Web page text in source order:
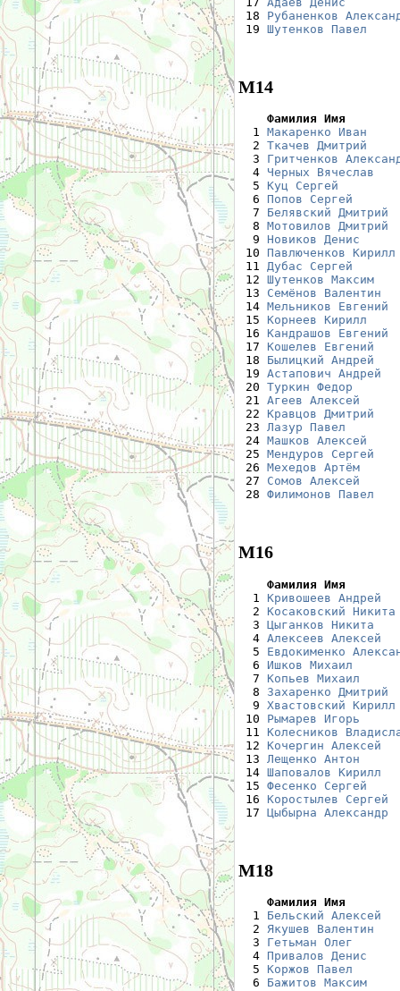
18 Рубаненков
19 Шутенков Павел
М14
Фамилия Имя
1 Макаренко Иван
  2
Ткачев Дмитрий
  3
Гритченков
  4
Черных Вячеслав
  5
Куц Сергей
  6
Попов Сергей
  7
Белявский Дмитрий
  8
Мотовилов Дмитрий
  9
Новиков Денис
10 Павлюченков Кирилл
11 Дубас Сергей
12 Шутенков Максим
13 Семёнов Валентин
14 Мельников Евгений
15 Корнеев Кирилл
16 Кандрашов Евгений
17 Кошелев Евгений
18 Былицкий Андрей
19 Астапович Андрей
20 Туркин Федор
21 Агеев Алексей
22 Кравцов Дмитрий
23 Лазур Павел
24 Машков Алексей
25 Мендуров Сергей
26 Мехедов Артём
27 Сомов Алексей
28 Филимонов Павел
М16
Фамилия Имя
1 Кривошеев Андрей
  2
Косаковский Никита
  3
Цыганков Никита
  4
Алексеев Алексей
  5
Евдокименко
  6
Ишков Михаил
  7
Копьев Михаил
  8
Захаренко Дмитрий
  9
Хвастовский Кирилл
10 Рымарев Игорь
11 Колесников
12 Кочергин Алексей
13 Лещенко Антон
14 Шаповалов Кирилл
15 Фесенко Сергей
16 Коростылев Сергей
17 Цыбырна Александр
М18
Фамилия Имя
1 Бельский Алексей
  2
Якушев Валентин
  3
Гетьман Олег
  4
Привалов Денис
  5
Коржов Павел
  6
Бажитов Максим